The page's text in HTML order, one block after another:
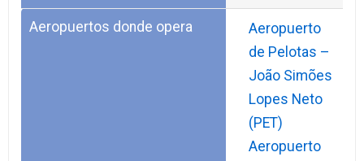
Aeropuertos donde opera
Aeropuerto
de Pelotas –
João Simões
Lopes Neto
(PET)
Aeropuerto